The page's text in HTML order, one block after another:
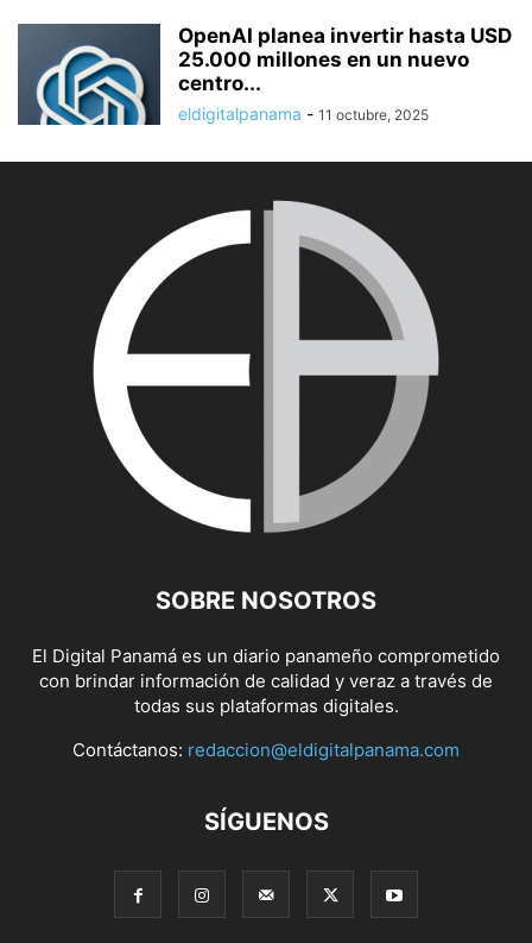
OpenAI planea invertir hasta USD
25.000 millones en un nuevo
centro...
eldigitalpanama - 11 octubre, 2025
SOBRE NOSOTROS
El Digital Panamá es un diario panameño comprometido
con brindar información de calidad y veraz a través de
todas sus plataformas digitales.
Contáctanos: redaccion@eldigitalpanama.com
SÍGUENOS